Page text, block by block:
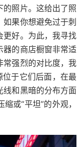
的照片。这给出了照
如果你想避免过于刺
更好。为此，我寻找
器的商店橱窗非常适
常强烈的对比度，我
位于它们后面，在最
线和黑暗的分布方面
或“平坦”的外观，